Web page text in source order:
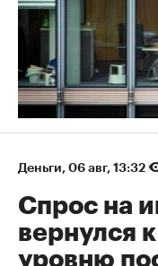
Деньги 06 авг, 13:32
Спрос на
вернулся
уровню